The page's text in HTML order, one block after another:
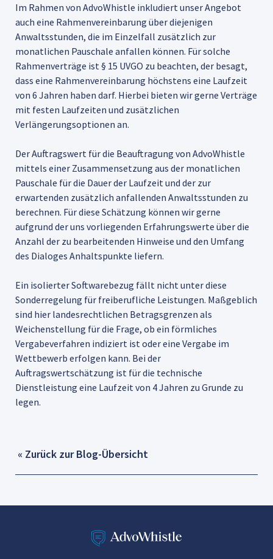
Im Rahmen von AdvoWhistle inkludiert unser Angebot
auch eine Rahmenvereinbarung über diejenigen
Anwaltsstunden, die im Einzelfall zusätzlich zur
monatlichen Pauschale anfallen können. Für solche
Rahmenverträge ist § 15 UVGO zu beachten, der besagt,
dass eine Rahmenvereinbarung höchstens eine Laufzeit
von 6 Jahren haben darf. Hierbei bieten wir gerne Verträge
mit festen Laufzeiten und zusätzlichen
Verlängerungsoptionen an.
Der Auftragswert für die Beauftragung von AdvoWhistle
mittels einer Zusammensetzung aus der monatlichen
Pauschale für die Dauer der Laufzeit und der zur
erwartenden zusätzlich anfallenden Anwaltsstunden zu
berechnen. Für diese Schätzung können wir gerne
aufgrund der uns vorliegenden Erfahrungswerte über die
Anzahl der zu bearbeitenden Hinweise und den Umfang
des Dialoges Anhaltspunkte liefern.
Ein isolierter Softwarebezug fällt nicht unter diese
Sonderregelung für freiberufliche Leistungen. Maßgeblich
sind hier landesrechtlichen Betragsgrenzen als
Weichenstellung für die Frage, ob ein förmliches
Vergabeverfahren indiziert ist oder eine Vergabe im
Wettbewerb erfolgen kann. Bei der
Auftragswertschätzung ist für die technische
Dienstleistung eine Laufzeit von 4 Jahren zu Grunde zu
legen.
« Zurück zur Blog-Übersicht